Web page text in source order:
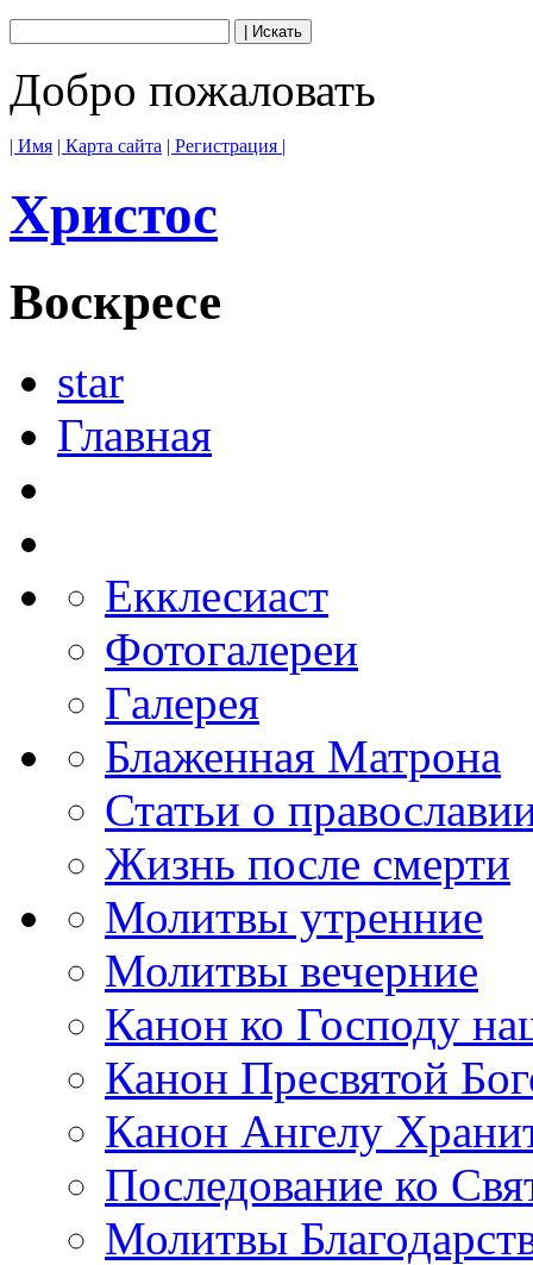
Добро пожаловать
| Имя | Карта сайта | Регистрация |
Христос
Воскресе
star
Главная
Екклесиаст
Фотогалереи
Галерея
Блаженная Матрона
Статьи о
Жизнь после смерти
Молитвы утренние
Молитвы вечерние
Канон ко Господу
Канон Пресвятой
Канон Ангелу
Последование ко
Молитвы